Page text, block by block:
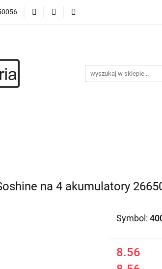
Ładowarki
na 4 akumulatory
Symbol:
8.56